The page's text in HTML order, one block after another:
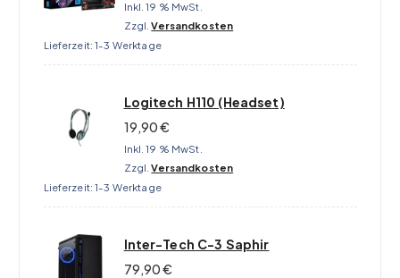
Inkl. 19 % MwSt.
Zzgl.Versandkosten
Lieferzeit:1-3 Werktage
Logitech H110 (Headset)
19,90€
Inkl. 19 % MwSt.
Zzgl.Versandkosten
Lieferzeit:1-3 Werktage
Inter-Tech C-3 Saphir
79,90€